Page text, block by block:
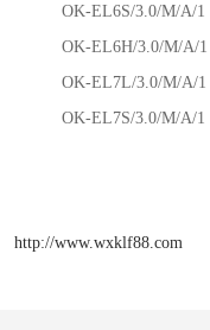
OK-EL6S/3.0/M/A/1
OK-EL6H/3.0/M/A/1
OK-EL7L/3.0/M/A/1
OK-EL7S/3.0/M/A/1
http://www.wxklf88.com